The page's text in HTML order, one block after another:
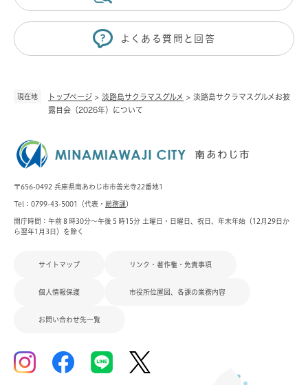
現在地 トップページ > 淡路島サクラマスグルメ > 淡路島サクラマスグルメお披
露目会（2026年）について
よくある質問と回答
〒656-0492 兵庫県南あわじ市市善光寺22番地1
Tel：0799-43-5001（代表・ 総務課）
開庁時間：午前８時30分～午後５時15分 土曜日・日曜日、祝日、年末年始（12月29日か
ら翌年1月3日）を除く
サイトマップ リンク・著作権・免責事項
個人情報保護 市役所位置図、各課の業務内容
お問い合わせ先一覧